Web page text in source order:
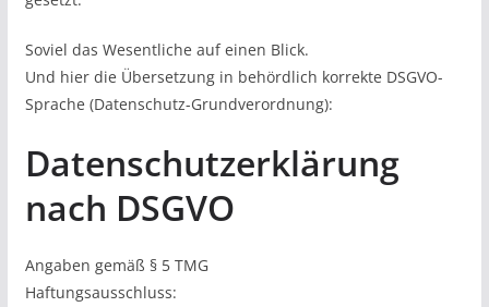
Soviel das Wesentliche auf einen Blick.
Und hier die Übersetzung in behördlich korrekte DSGVO-
Sprache (Datenschutz-Grundverordnung):
Datenschutzerklärung
nach DSGVO
Angaben gemäß § 5 TMG
Haftungsausschluss: